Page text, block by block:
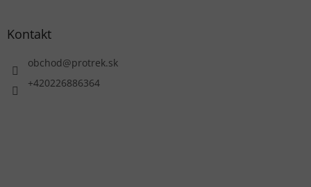
Kontakt
obchod@protrek.sk
+420226886364